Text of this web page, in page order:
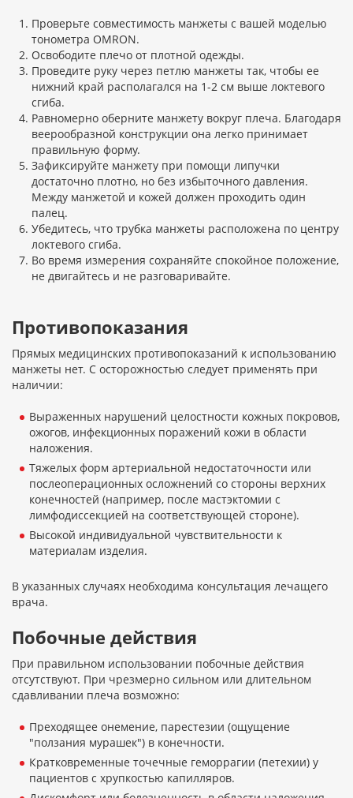
Проверьте совместимость манжеты с вашей моделью
тонометра OMRON.
Освободите плечо от плотной одежды.
Проведите руку через петлю манжеты так, чтобы ее
нижний край располагался на 1-2 см выше локтевого
сгиба.
Равномерно оберните манжету вокруг плеча. Благодаря
веерообразной конструкции она легко принимает
правильную форму.
Зафиксируйте манжету при помощи липучки
достаточно плотно, но без избыточного давления.
Между манжетой и кожей должен проходить один
палец.
Убедитесь, что трубка манжеты расположена по центру
локтевого сгиба.
Во время измерения сохраняйте спокойное положение,
не двигайтесь и не разговаривайте.
Противопоказания
Прямых медицинских противопоказаний к использованию
манжеты нет. С осторожностью следует применять при
наличии:
Выраженных нарушений целостности кожных покровов,
ожогов, инфекционных поражений кожи в области
наложения.
Тяжелых форм артериальной недостаточности или
послеоперационных осложнений со стороны верхних
конечностей (например, после мастэктомии с
лимфодиссекцией на соответствующей стороне).
Высокой индивидуальной чувствительности к
материалам изделия.
В указанных случаях необходима консультация лечащего
врача.
Побочные действия
При правильном использовании побочные действия
отсутствуют. При чрезмерно сильном или длительном
сдавливании плеча возможно:
Преходящее онемение, парестезии (ощущение
"ползания мурашек") в конечности.
Кратковременные точечные геморрагии (петехии) у
пациентов с хрупкостью капилляров.